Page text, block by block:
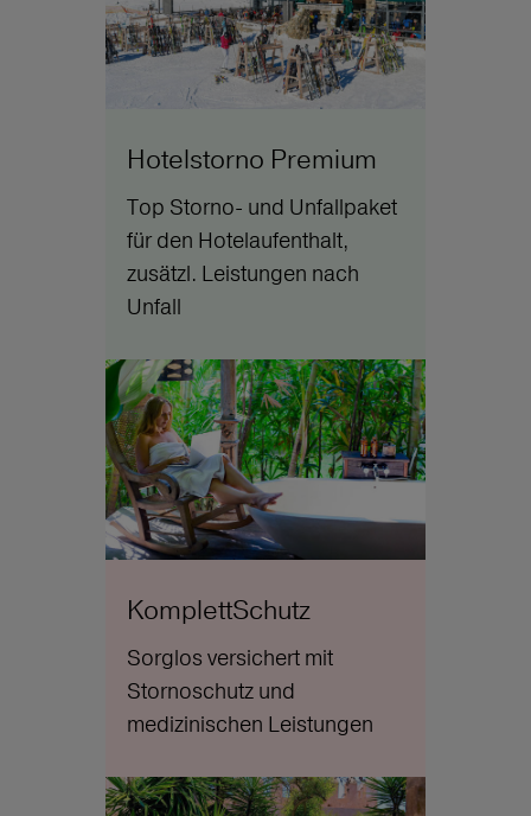
Hotelstorno Premium
Top Storno- und Unfallpaket
für den Hotelaufenthalt,
zusätzl. Leistungen nach
Unfall
KomplettSchutz
Sorglos versichert mit
Stornoschutz und
medizinischen Leistungen